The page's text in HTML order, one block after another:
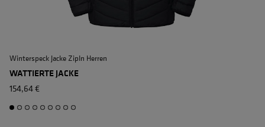
Winterspeck Jacke ZipIn Herren
WATTIERTE JACKE
154,64 €